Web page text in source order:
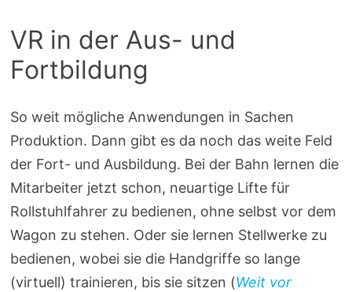
VR in der Aus- und
Fortbildung
So weit mögliche Anwendungen in Sachen
Produktion. Dann gibt es da noch das weite Feld
der Fort- und Ausbildung. Bei der Bahn lernen die
Mitarbeiter jetzt schon, neuartige Lifte für
Rollstuhlfahrer zu bedienen, ohne selbst vor dem
Wagon zu stehen. Oder sie lernen Stellwerke zu
bedienen, wobei sie die Handgriffe so lange
(virtuell) trainieren, bis sie sitzen (Weit vor